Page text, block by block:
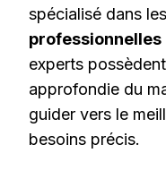
spécialisé dans les
professionnelles
experts
approfondie du
guider vers le
besoins précis.